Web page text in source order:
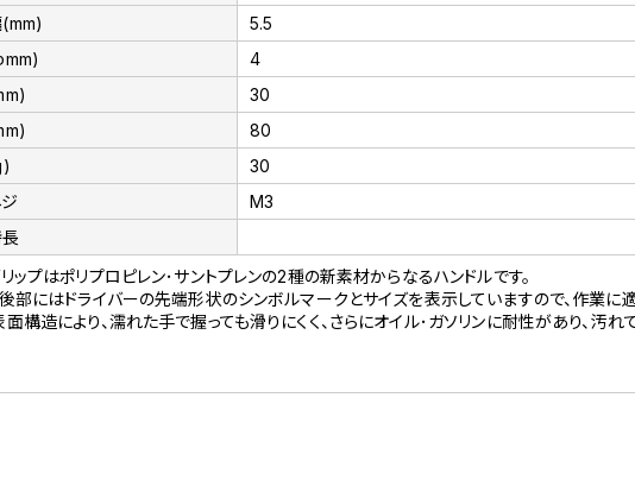
5.5
4
30
80
30
M3
ップはポリプロピレン･サントプレンの2種の新素材からなるハンドルです。
部にはドライバーの先端形状のシンボルマークとサイズを表示していますので、作業に
構造により、濡れた手で握っても滑りにくく、さらにオイル･ガソリンに耐性があり、汚れ